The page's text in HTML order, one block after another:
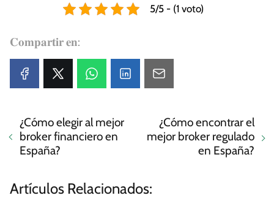
5/5 - (1 voto)
𝐂𝐨𝐦𝐩𝐚𝐫𝐭𝐢𝐫 𝐞𝐧:
¿Cómo elegir al mejor
broker financiero en
España?
¿Cómo encontrar el
mejor broker regulado
en España?
Artículos Relacionados: